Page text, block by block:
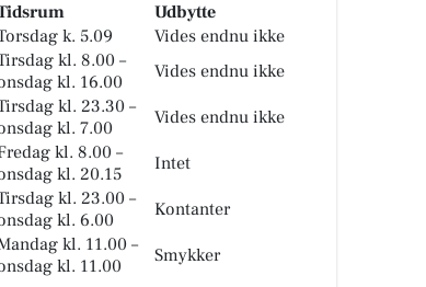
Udbytte
k. 5.09
Vides endnu ikke
kl. 8.00 –
kl. 16.00
Vides endnu ikke
kl. 23.30 –
kl. 7.00
Vides endnu ikke
kl. 8.00 –
kl. 20.15
Intet
kl. 23.00 –
kl. 6.00
Kontanter
kl. 11.00 –
kl. 11.00
Smykker